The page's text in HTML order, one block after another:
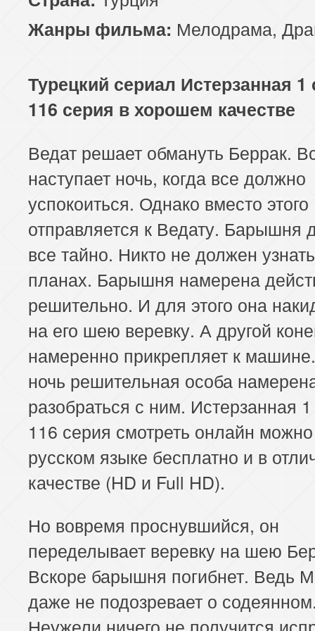
117 серия 118 серия
125 серия
126 серия 127 серия
129 серия
130 серия 131 серия
133 серия
134 серия 135 серия
137 серия
138 серия 139 серия
141 серия
142 серия 143 серия
145 серия
146 серия 147 серия
149 серия
150 серия 151 серия
153 серия
154 серия 155 серия
157 серия
158 серия 159 серия
161 серия
162 серия 163 серия
165 серия
166 серия 167 серия
169 серия
170 серия 171 серия
173 серия
174 серия 175 серия
177 серия
178 серия 179 серия
181 серия
182 серия 183 серия
Жанры фильма: Мелодрама,
Турецкий сериал Истерзанная 1
116 серия в хорошем качестве
Ведат решает обмануть Беррак.
наступает ночь, когда все должно
успокоиться. Однако вместо
отправляется к Ведату. Барышня
все тайно. Никто не должен
планах. Барышня намерена
решительно. И для этого она
на его шею веревку. А другой
намеренно прикрепляет к
ночь решительная особа
разобраться с ним. Истерзанная
116 серия смотреть онлайн
русском языке бесплатно и в
качестве (HD и Full HD).
Но вовремя проснувшийся, он
переделывает веревку на шею
Вскоре барышня погибнет. Ведь
даже не подозревает о
Неужели ничего не получится